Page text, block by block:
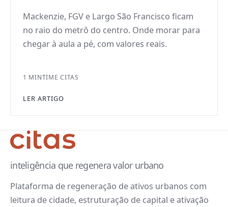
Mackenzie, FGV e Largo São Francisco ficam
no raio do metrô do centro. Onde morar para
chegar à aula a pé, com valores reais.
1 MINTIME CITAS
LER ARTIGO
inteligência que regenera valor urbano
Plataforma de regeneração de ativos urbanos com
leitura de cidade, estruturação de capital e ativação